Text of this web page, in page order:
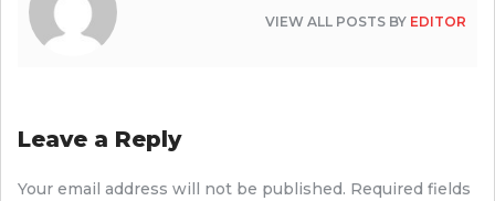
VIEW ALL POSTS BY EDITOR
Leave a Reply
Your email address will not be published. Required fields